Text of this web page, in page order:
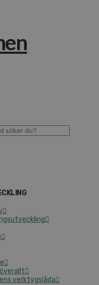
verktygslåda